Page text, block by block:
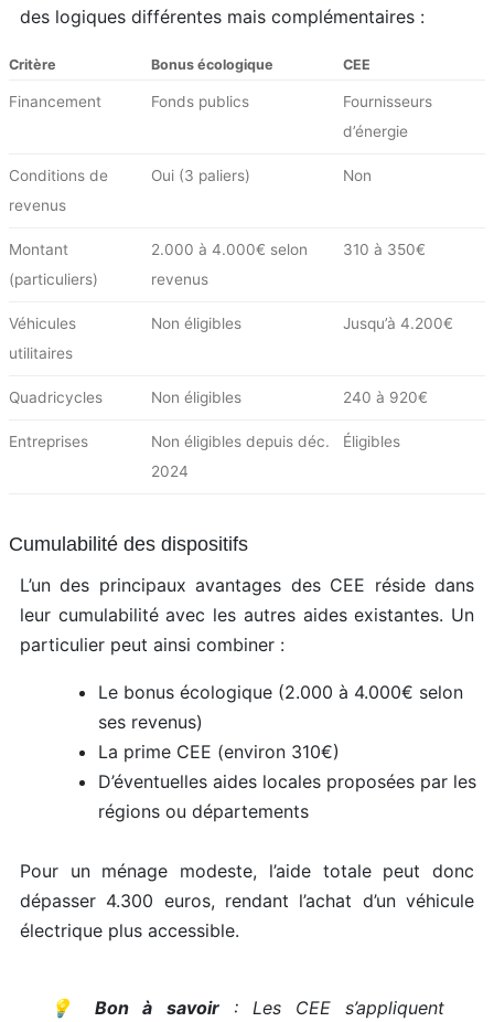
des logiques différentes mais complémentaires :
Critère Bonus écologique CEE
Financement Fonds publics
Fournisseurs
d’énergie
Conditions de
revenus
Oui (3 paliers) Non
Montant
(particuliers)
2.000 à 4.000€ selon
revenus
310 à 350€
Véhicules
utilitaires
Non éligibles Jusqu’à 4.200€
Quadricycles Non éligibles 240 à 920€
Entreprises
Non éligibles depuis déc.
2024
Éligibles
Cumulabilité des dispositifs
L’un des principaux avantages des CEE réside dans
leur cumulabilité avec les autres aides existantes. Un
particulier peut ainsi combiner :
Le bonus écologique (2.000 à 4.000€ selon
ses revenus)
La prime CEE (environ 310€)
D’éventuelles aides locales proposées par les
régions ou départements
Pour un ménage modeste, l’aide totale peut donc
dépasser 4.300 euros, rendant l’achat d’un véhicule
électrique plus accessible.
💡Bon à savoir: Les CEE s’appliquent